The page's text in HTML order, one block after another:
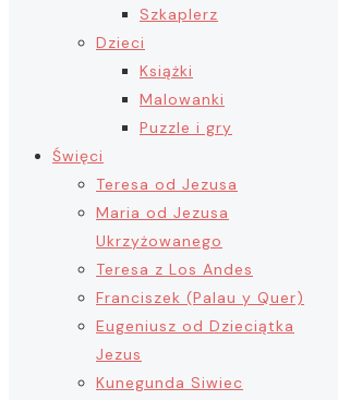
Szkaplerz
Dzieci
Książki
Malowanki
Puzzle i gry
Święci
Teresa od Jezusa
Maria od Jezusa
Ukrzyżowanego
Teresa z Los Andes
Franciszek (Palau y Quer)
Eugeniusz od Dzieciątka
Jezus
Kunegunda Siwiec